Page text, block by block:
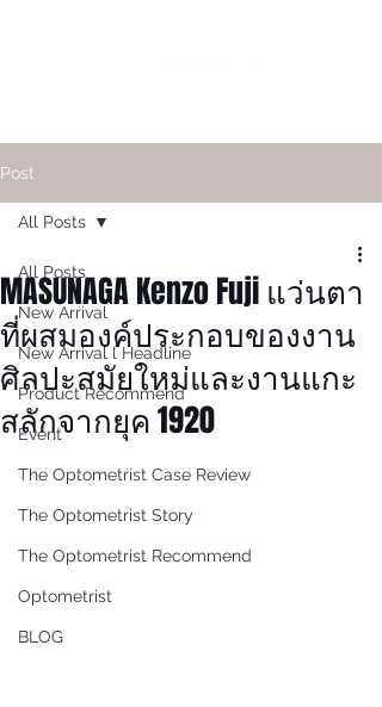
Post
All Posts
New Arrival
New Arrival l Headline
Product Recommend
Event
The Optometrist Case Review
The Optometrist Story
The Optometrist Recommend
Optometrist
BLOG
All Posts
MASUNAGA Kenzo Fuji แว่นตา
ที่ผสมองค์ประกอบของงาน
ศิลปะสมัยใหม่และงานแกะ
สลักจากยุค 1920